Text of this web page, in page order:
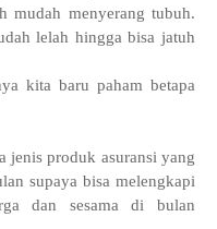
mudah menyerang tubuh.
lelah hingga bisa jatuh
kita baru paham betapa
jenis produk asuransi yang
supaya bisa melengkapi
dan sesama di bulan